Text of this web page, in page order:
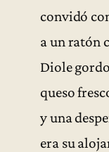
convidó
a un ratón
Diole
queso
y una
era su